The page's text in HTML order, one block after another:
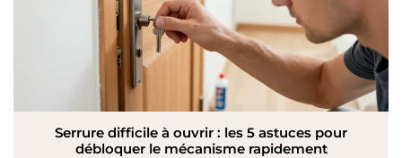
Serrure difficile à ouvrir : les 5 astuces pour
débloquer le mécanisme rapidement